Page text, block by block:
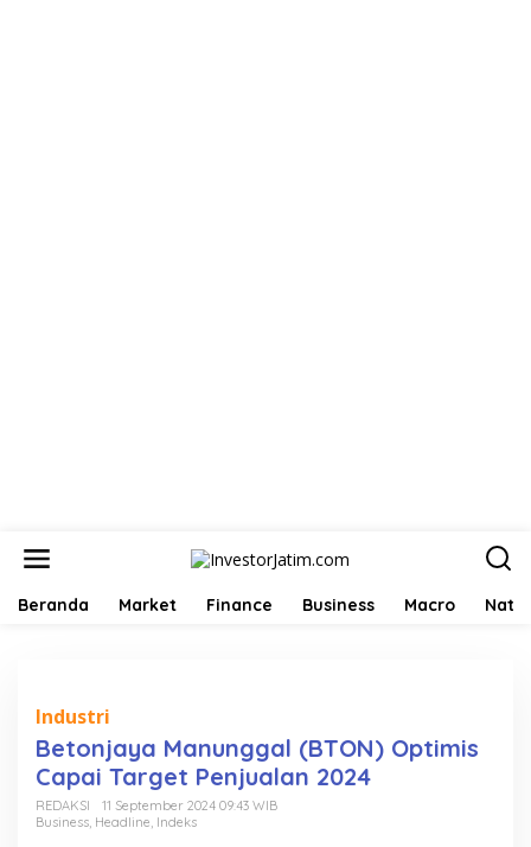
Beranda Market Finance Business Macro
Industri
Betonjaya Manunggal (BTON) Optimis
Capai Target Penjualan 2024
REDAKSI
11 September 2024 09:43 WIB
Business, Headline, Indeks